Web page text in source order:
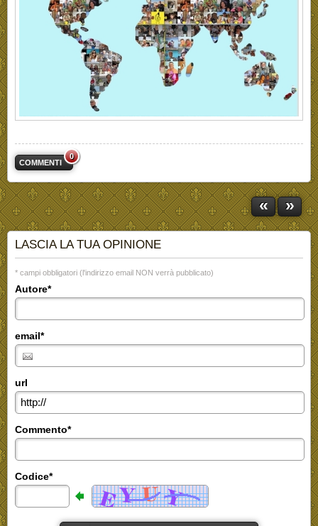
COMMENTI
0
« »
LASCIA LA TUA OPINIONE
* campi obbligatori (l'indirizzo email NON verrà pubblicato)
Autore*
email*
url
Commento*
Codice*